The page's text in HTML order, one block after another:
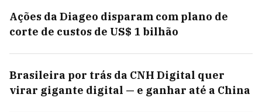
Ações da Diageo disparam com plano de
corte de custos de US$ 1 bilhão
Brasileira por trás da CNH Digital quer
virar gigante digital — e ganhar até a China